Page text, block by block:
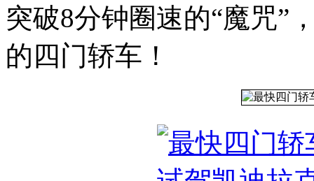
突破8分钟圈速的“魔咒”
的四门轿车！